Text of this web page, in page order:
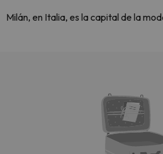
Milán, en Italia, es la capital de la
emocionantes actividades, todo lo